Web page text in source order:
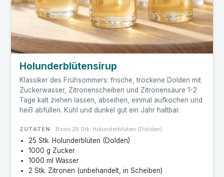
Holunderblütensirup
Klassiker des Frühsommers: frische, trockene Dolden mit
Zuckerwasser, Zitronenscheiben und Zitronensäure 1-2
Tage kalt ziehen lassen, abseihen, einmal aufkochen und
heiß abfüllen. Kühl und dunkel gut ein Jahr haltbar.
ZUTATEN Basis 25 Stk. Holunderblüten (Dolden)
25 Stk. Holunderblüten (Dolden)
1000 g Zucker
1000 ml Wasser
2 Stk. Zitronen (unbehandelt, in Scheiben)